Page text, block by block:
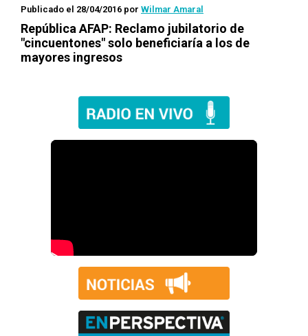
Publicado el 28/04/2016 por Wilmar Amaral
República AFAP: Reclamo jubilatorio de
"cincuentones" solo beneficiaría a los de
mayores ingresos